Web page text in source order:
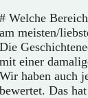
# Welche
am meisten/
Die
mit einer
Wir haben auch
bewertet. Das